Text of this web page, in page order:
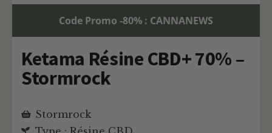
Code Promo -80% : CANNANEWS
Ketama Résine CBD+ 70% –
Stormrock
Stormrock